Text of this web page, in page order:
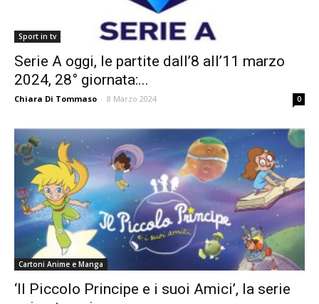
Sport in tv
Serie A oggi, le partite dall’8 all’11 marzo
2024, 28° giornata:...
Chiara Di Tommaso - 8 Marzo 2024 0
Cartoni Anime e Manga
‘Il Piccolo Principe e i suoi Amici’, la serie